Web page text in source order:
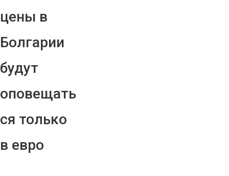
цены в
Болгарии
будут
оповещать
ся только
в евро